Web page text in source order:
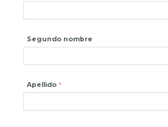
Segundo nombre
Apellido